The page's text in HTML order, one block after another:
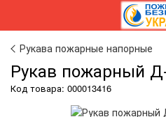
Рукава пожарные напорные
Рукав пожарный
Код товара: 000013416